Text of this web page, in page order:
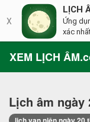
XEM LỊCH
Lịch âm ngày
X
LỊCH
Ứng
xác